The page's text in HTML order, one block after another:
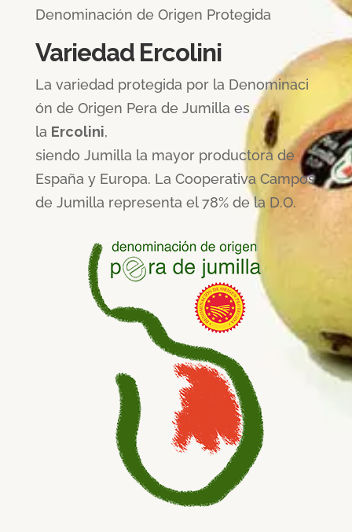
Denominación de Origen Protegida
Variedad Ercolini
La variedad protegida por la Denominaci
ón de Origen Pera de Jumilla es
la Ercolini,
siendo Jumilla la mayor productora de
España y Europa. La Cooperativa Campos
de Jumilla representa el 78% de la D.O.